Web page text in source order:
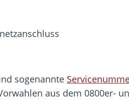
sogenannte
aus dem 0800er-